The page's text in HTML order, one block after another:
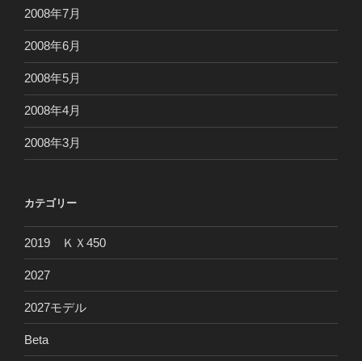
2008年7月
2008年6月
2008年5月
2008年4月
2008年3月
カテゴリー
2019 ＫＸ450
2027
2027モデル
Beta